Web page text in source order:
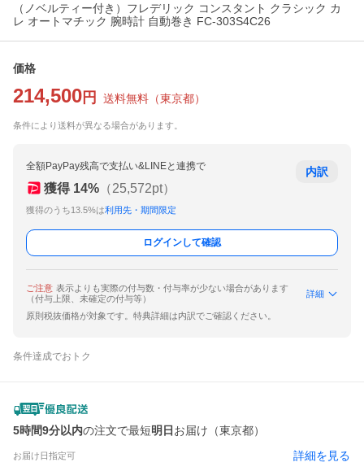
（ノベルティー付き）フレデリック コンスタント クラシック カ
レ オートマチック 腕時計 自動巻き FC-303S4C26
価格
214,500 円 送料無料 （東京都）
条件により送料が異なる場合があります。
全額PayPay残高で支払い&LINEと連携で
獲得 14% （25,572pt）
獲得のうち13.5%は利用先・期間限定
内訳
ログインして確認
ご注意 表示よりも実際の付与数・付与率が少ない場合があります
（付与上限、未確定の付与等）
詳細
原則税抜価格が対象です。特典詳細は内訳でご確認ください。
条件達成でおトク
5時間9分以内の注文で最短明日 お届け（東京都）
お届け日指定可 詳細を見る